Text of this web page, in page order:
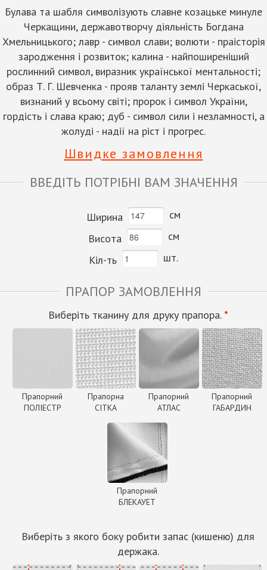
Булава та шабля символізують славне козацьке минуле
Черкащини, державотворчу діяльність Богдана
Хмельницького; лавр - символ слави; волюти - праісторія
зародження і розвиток; калина - найпоширеніший
рослинний символ, виразник української ментальності;
образ Т. Г. Шевченка - прояв таланту землі Черкаської,
визнаний у всьому світі; пророк і символ України,
гордість і слава краю; дуб - символ сили і незламності, а
жолуді - надії на ріст і прогрес.
Швидке замовлення
ВВЕДІТЬ ПОТРІБНІ ВАМ ЗНАЧЕННЯ
Ширина
см
Висота
см
Кіл-ть
шт.
ПРАПОР ЗАМОВЛЕННЯ
Виберіть тканину для друку прапора. *
Прапорний
ПОЛІЕСТР
Прапорна
СІТКА
Прапорний
АТЛАС
Прапорний
ГАБАРДИН
Прапорний
БЛЕКАУЕТ
Виберіть з якого боку робити запас (кишеню) для
держака.